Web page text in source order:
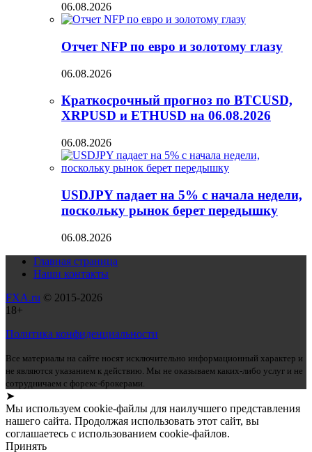
06.08.2026
Отчет NFP по евро и золотому глазу
06.08.2026
Краткосрочный прогноз по BTCUSD,
XRPUSD и ETHUSD на 06.08.2026
06.08.2026
USDJPY падает на 5% с начала недели,
поскольку рынок берет передышку
06.08.2026
Главная страница
Наши контакты
FXA.ru © 2015-2026
18+
Политика конфиденциальности
Все материалы на сайте носят исключительно информационный характер и
не являются указанием к действию. Мы не оказываем каких-либо услуг и не
сотрудничаем с форекс-брокерами.
➤
Мы используем cookie-файлы для наилучшего представления
нашего сайта. Продолжая использовать этот сайт, вы
соглашаетесь с использованием cookie-файлов.
Принять